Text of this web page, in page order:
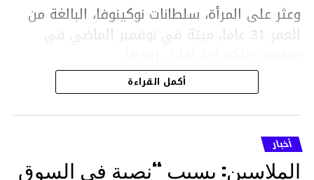
وعثر على المرأة، سلطانات نوكينوفا، البالغة من
العمر 31 عاما، ميتة في نوفمبر الماضي في
ووفقا لتقرير الطبيب الشرعي، توفيت نوكينوفا
متأثرة بصدمة في الدماغ، وكانت إحدى عظام
أنفها مكسورة وكانت هناك كدمات متعددة على
وجهها ورأسها وذراعيها ويديها.
أكمل القراءة
أخبار
الملاسين: بسبب “نصبة في السوق